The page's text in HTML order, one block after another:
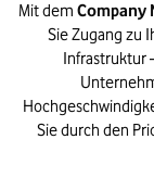
Mit dem Company
Sie Zugang zu
Infrastruktur
Sie durch den